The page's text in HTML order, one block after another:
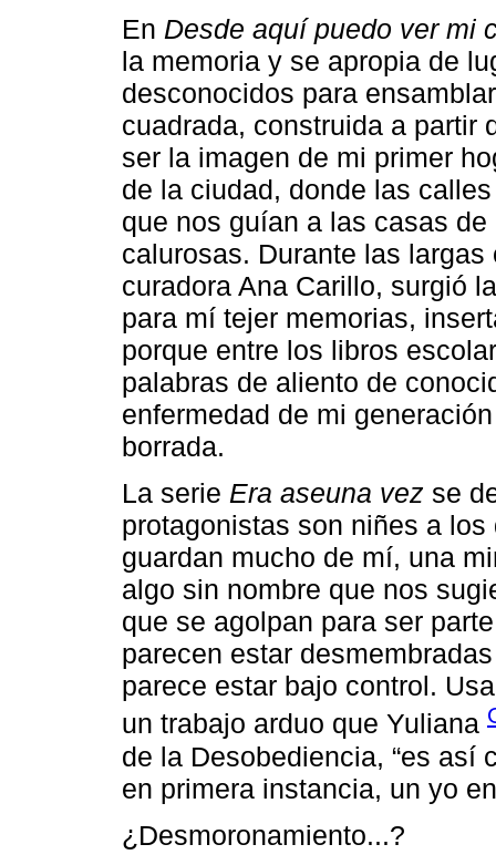
En Desde aquí puedo ver mi
la memoria y se apropia de
desconocidos para
cuadrada, construida a partir
ser la imagen de mi primer
de la ciudad, donde las
que nos guían a las casas
calurosas. Durante las
curadora Ana Carillo, surgió
para mí tejer memorias,
porque entre los libros
palabras de aliento de
enfermedad de mi
borrada.
La serie Era aseuna vez se
protagonistas son niñes a
guardan mucho de mí, una
algo sin nombre que nos
que se agolpan para ser
parecen estar
parece estar bajo control.
un trabajo arduo que Yuliana
de la Desobediencia, “es así
en primera instancia, un yo
¿Desmoronamiento...?